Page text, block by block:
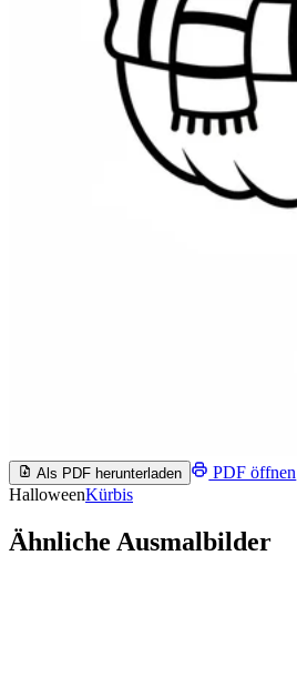
Als PDF herunterladen
PDF öffnen
HalloweenKürbis
Ähnliche Ausmalbilder